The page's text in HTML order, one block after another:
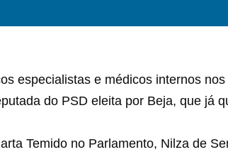
especialistas e médicos internos
do PSD eleita por Beja, que já
Temido no Parlamento, Nilza de